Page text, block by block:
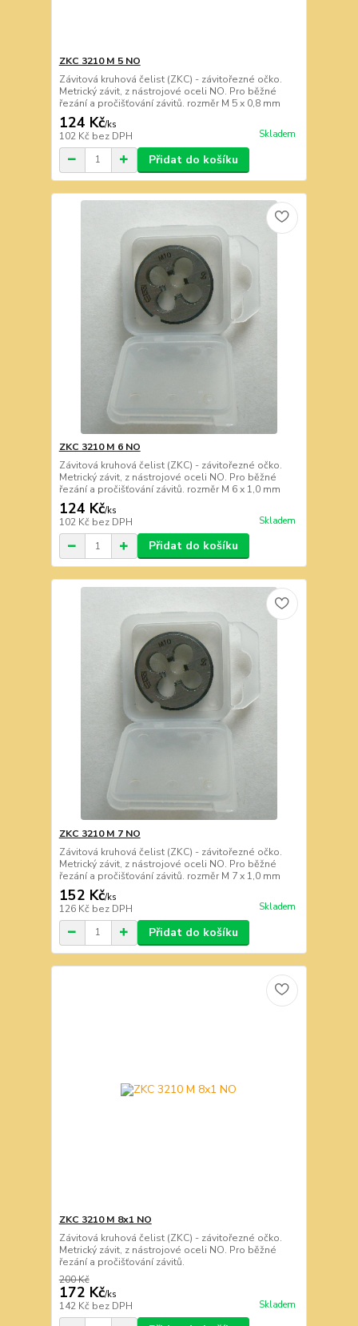
ZKC 3210 M 5 NO
Závitová kruhová čelist (ZKC) - závitořezné očko.
Metrický závit, z nástrojové oceli NO. Pro běžné
řezání a pročišťování závitů. rozměr M 5 x 0,8 mm
124 Kč/ks
102 Kč bez DPH Skladem
Přidat do košíku
ZKC 3210 M 6 NO
Závitová kruhová čelist (ZKC) - závitořezné očko.
Metrický závit, z nástrojové oceli NO. Pro běžné
řezání a pročišťování závitů. rozměr M 6 x 1,0 mm
124 Kč/ks
102 Kč bez DPH Skladem
Přidat do košíku
ZKC 3210 M 7 NO
Závitová kruhová čelist (ZKC) - závitořezné očko.
Metrický závit, z nástrojové oceli NO. Pro běžné
řezání a pročišťování závitů. rozměr M 7 x 1,0 mm
152 Kč/ks
126 Kč bez DPH Skladem
Přidat do košíku
ZKC 3210 M 8x1 NO
Závitová kruhová čelist (ZKC) - závitořezné očko.
Metrický závit, z nástrojové oceli NO. Pro běžné
řezání a pročišťování závitů.
200 Kč
172 Kč/ks
142 Kč bez DPH Skladem